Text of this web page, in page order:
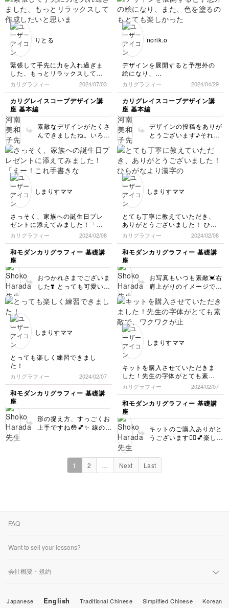
りとる
緊張して手先に力を入れ過ぎま
した、もっとリラックスして作
成したいと思います。憧れのカ
リグラファー河南先生の講座を
受けられるなんて夢のようでし
た💓
カリグラフィー 2024/07/03
カリグレイスコープデザイン講
座 基本編
素敵なデザインがたくさ
んできましたね。いろい
描いているうちに、リラ
ックスしてなめらかなラ
インを描けるようになり
カリグレイスコープも作
にしています💕
norik.o
デザインを展開すると予想外の
絵になり、
また、色を塗るのも
とても楽しかったです！
カリグラフィー 2024/04/29
カリグレイスコープデザイン講
座 基本編
デザインの投稿をありが
とうございます♪それぞ
作りで、素敵です。 イ
ニシャルの位置や方向を
少しずつ変えながら、イ
ことが起こりますよ。色
さいね。
しまりすママ
さっそく、家族への誕生日プレ
ゼントに添えてみました！「え
ー！これ手書きなの？！信じら
れない！」と、驚かれました
(≧∀≦)笑
レッスン最後まで受講させてい
ただきました。
一生使える、素晴らしい講座を
ありがとうございました。
カタカナもしっかり学びたいの
で、もし可能でしたら、カタカ
ナの五十音表か、カタカナのレ
ッスンがあったら嬉しいです。
カリグラフィー 2024/02/08
和モダンカリグラフィー 基礎講
座
おつかれさまでございま
した❣️ とっても可愛いで
ゼントに添えていただ
クエストありがとうござ
います✨✨ 検討させてい
しまりすママ
とても丁寧に教えていただき、
ありがとうございました！ ひら
がなより漢字の方が、角ばって
いるからか、カッコ良く書けた
気がします。
カリグラフィー 2024/02/08
和モダンカリグラフィー 基礎講
座
お写真もいつも素敵💓右
肩上がりのイメージで、
🙆‍♀️✨✨漢字には、アルフ
ァベットと違って意味が
込められるので、言葉の
✨✨
しまりすママ
とっても楽しく練習できまし
た！
カリグラフィー 2024/02/07
和モダンカリグラフィー 基礎講
座
形の捉え方、すっごくお
上手ですね😳💕✨ 線の強
しまりすママ
キットを購入させていただきま
した！先生の字体がとても素敵
で、ワクワクが止まりません！
(≧∀≦)
ペンの持ち方を直さなければい
けないかなと思ったのですが、
自分の書きやすい持ち方で良い
と言っていただけたので安心し
ました。
これからよろしくお願いいたし
ます！
カリグラフィー 2024/02/07
和モダンカリグラフィー 基礎講
座
キットのご購入ありがと
うございます🙇‍♀️💕楽しく
1
2 Next Last
FAQ
Want to sell your lessons?
会社概要・規約
Japanese English Traditional Chinese Simplified Chinese Korean